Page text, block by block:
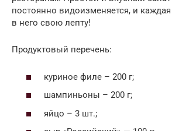
постоянно видоизменяется, и
в него свою лепту!
Продуктовый перечень:
куриное филе – 200 г;
шампиньоны – 200 г;
яйцо – 3 шт.;